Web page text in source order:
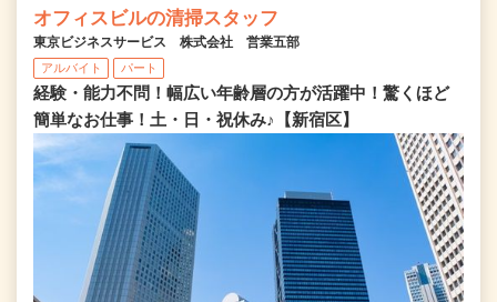
オフィスビルの清掃スタッフ
東京ビジネスサービス 株式会社 営業五部
アルバイト パート
経験・能力不問！幅広い年齢層の方が活躍中！驚くほど
簡単なお仕事！土・日・祝休み♪【新宿区】